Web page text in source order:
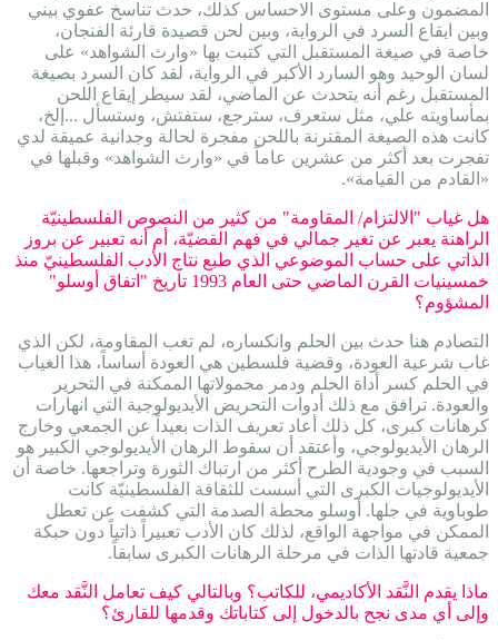
المضمون وعلى مستوى الاحساس كذلك، حدث تناسخ عفوي بيني
وبين ايقاع السرد في الرواية، وبين لحن قصيدة قارئة الفنجان،
خاصة في صيغة المستقبل التي كتبت بها «وارث الشواهد» على
لسان الوحيد وهو السارد الأكبر في الرواية، لقد كان السرد بصيغة
المستقبل رغم أنه يتحدث عن الماضي، لقد سيطر إيقاع اللحن
بمأساويته علي، مثل ستعرف، سترجع، ستفتش، وستسأل ...إلخ،
كانت هذه الصيغة المقترنة باللحن مفجرة لحالة وجدانية عميقة لدي
تفجرت بعد أكثر من عشرين عاماً في «وارث الشواهد» وقبلها في
«القادم من القيامة».
هل غياب "الالتزام/ المقاومة" من كثير من النصوص الفلسطينيّة
الراهنة يعبر عن تغير جمالي في فهم القضيّة، أم أنه تعبير عن بروز
الذاتي على حساب الموضوعي الذي طبع نتاج الأدب الفلسطينيّ منذ
خمسينيات القرن الماضي حتى العام 1993 تاريخ "اتفاق أوسلو"
المشؤوم؟
التصادم هنا حدث بين الحلم وانكساره، لم تغب المقاومة، لكن الذي
غاب شرعية العودة، وقضية فلسطين هي العودة أساساً، هذا الغياب
في الحلم كسر أداة الحلم ودمر محمولاتها الممكنة في التحرير
والعودة. ترافق مع ذلك أدوات التحريض الأيديولوجية التي انهارات
كرهانات كبرى، كل ذلك أعاد تعريف الذات بعيداً عن الجمعي وخارج
الرهان الأيديولوجي، وأعتقد أن سقوط الرهان الأيديولوجي الكبير هو
السبب في وجودية الطرح أكثر من ارتباك الثورة وتراجعها. خاصة أن
الأيديولوجيات الكبرى التي أسست للثقافة الفلسطينيّة كانت
طوباوية في جلها. أوسلو محطة الصدمة التي كشفت عن تعطل
الممكن في مواجهة الواقع، لذلك كان الأدب تعبيراً ذاتياً دون حبكة
جمعية قادتها الذات في مرحلة الرهانات الكبرى سابقاً.
ماذا يقدم النَّقد الأكاديمي، للكاتب؟ وبالتالي كيف تعامل النَّقد معك
وإلى أي مدى نجح بالدخول إلى كتاباتك وقدمها للقارئ؟